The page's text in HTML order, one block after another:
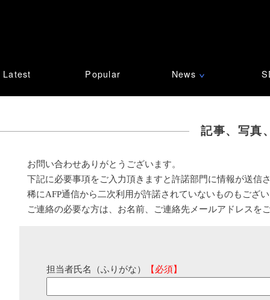
Latest Popular News ∨
記事、写真
お問い合わせありがとうございます。
下記に必要事項をご入力頂きますと許諾部門に情報が送信
稀にAFP通信から二次利用が許諾されていないものもござ
ご連絡の必要な方は、お名前、ご連絡先メールアドレスを
担当者氏名（ふりがな） 【必須】